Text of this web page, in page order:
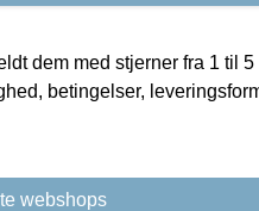
dem med stjerner fra 1 til 5
betingelser,
webshops